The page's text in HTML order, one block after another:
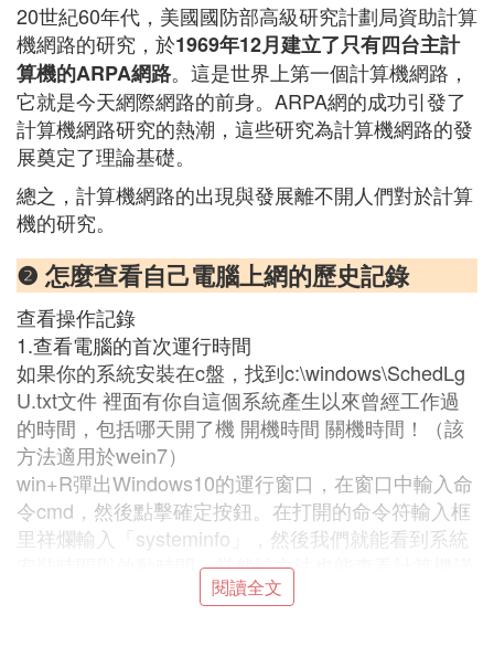
20世紀60年代，美國國防部高級研究計劃局資助計算
機網路的研究，於1969年12月建立了只有四台主計
算機的ARPA網路。這是世界上第一個計算機網路，
它就是今天網際網路的前身。ARPA網的成功引發了
計算機網路研究的熱潮，這些研究為計算機網路的發
展奠定了理論基礎。
總之，計算機網路的出現與發展離不開人們對於計算
機的研究。
❷ 怎麼查看自己電腦上網的歷史記錄
查看操作記錄
1.查看電腦的首次運行時間
如果你的系統安裝在c盤，找到c:\windows\SchedLg
U.txt文件 裡面有你自這個系統產生以來曾經工作過
的時間，包括哪天開了機 開機時間 關機時間！（該
方法適用於wein7）
win+R彈出Windows10的運行窗口，在窗口中輸入命
令cmd，然後點擊確定按鈕。在打開的命令符輸入框
里祥爛輸入「systeminfo」，然後我們就能看到系統
安裝時間與啟動時間。當然該方法也能查看計算機謹
鏈漏的一些基本信息，包括產品ID、內存使用情況、
閱讀全文